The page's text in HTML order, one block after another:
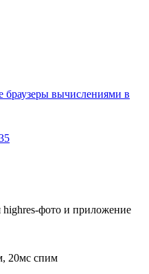
браузеры вычислениями в
highres-фото и приложение
20мс спим